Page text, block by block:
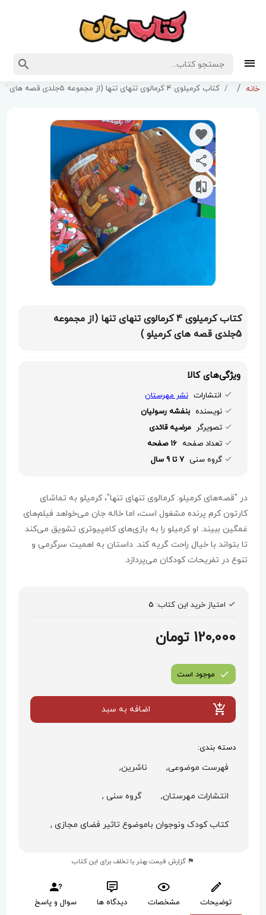
خانه کتاب کرمیلوی 4 کرمالوی تنهای تنها (از مجموعه 5جلدی قصه های کرمیلو )
کتاب کرمیلوی 4 کرمالوی تنهای تنها (از مجموعه
5جلدی قصه های کرمیلو )
ویژگی‌های کالا
انتشارات نشر مهرستان
نویسنده بنفشه رسولیان
تصویرگر مرضیه قائدی
تعداد صفحه 16 صفحه
گروه سنی 7 تا 9 سال
در "قصه‌های کرمیلو: کرمالوی تنهای تنها"، کرمیلو به تماشای
کارتون کرم پرنده مشغول است، اما خاله جان می‌خواهد فیلم‌های
غمگین ببیند. او کرمیلو را به بازی‌های کامپیوتری تشویق می‌کند
تا بتواند با خیال راحت گریه کند. داستان به اهمیت سرگرمی و
تنوع در تفریحات کودکان می‌پردازد.
امتیاز خرید این کتاب: 5
120,000 تومان
موجود است
اضافه به سبد
دسته بندی:
فهرست موضوعی, ناشرین,
انتشارات مهرستان, گروه سنی ,
کتاب کودک ونوجوان باموضوع تاثیر فضای مجازی ,
گزارش قیمت بهتر یا تخلف برای این کتاب
توضیحات مشخصات دیدگاه ها سوال و پاسخ